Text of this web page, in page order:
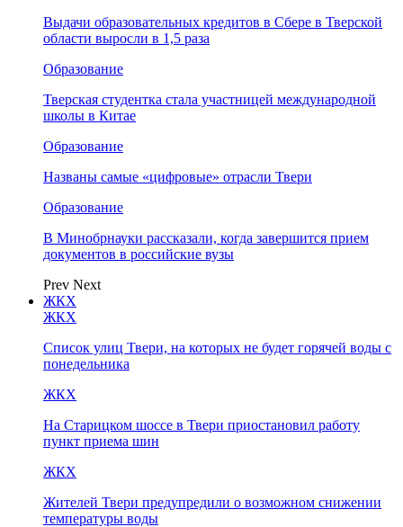
Выдачи образовательных кредитов в Сбере в Тверской
области выросли в 1,5 раза
Образование
Тверская студентка стала участницей международной
школы в Китае
Образование
Названы самые «цифровые» отрасли Твери
Образование
В Минобрнауки рассказали, когда завершится прием
документов в российские вузы
Prev Next
ЖКХ
ЖКХ
Список улиц Твери, на которых не будет горячей воды с
понедельника
ЖКХ
На Старицком шоссе в Твери приостановил работу
пункт приема шин
ЖКХ
Жителей Твери предупредили о возможном снижении
температуры воды